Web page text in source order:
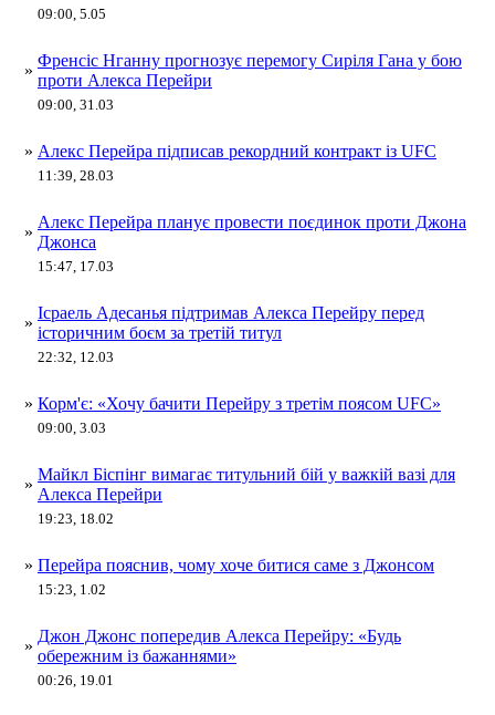
09:00, 5.05
»
Френсіс Нганну прогнозує перемогу Сиріля Гана у бою
проти Алекса Перейри
09:00, 31.03
» Алекс Перейра підписав рекордний контракт із UFC
11:39, 28.03
»
Алекс Перейра планує провести поєдинок проти Джона
Джонса
15:47, 17.03
»
Ісраель Адесанья підтримав Алекса Перейру перед
історичним боєм за третій титул
22:32, 12.03
» Корм'є: «Хочу бачити Перейру з третім поясом UFC»
09:00, 3.03
»
Майкл Біспінг вимагає титульний бій у важкій вазі для
Алекса Перейри
19:23, 18.02
» Перейра пояснив, чому хоче битися саме з Джонсом
15:23, 1.02
»
Джон Джонс попередив Алекса Перейру: «Будь
обережним із бажаннями»
00:26, 19.01